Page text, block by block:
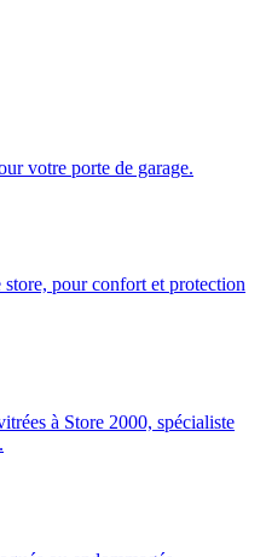
votre porte de garage.
pour confort et protection
à Store 2000, spécialiste